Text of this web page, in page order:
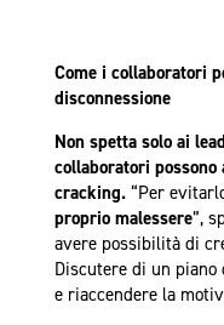
Come i collaboratori
disconnessione
Non spetta solo ai
collaboratori
cracking. “Per
proprio malessere”,
avere possibilità di
Discutere di un
e riaccendere la